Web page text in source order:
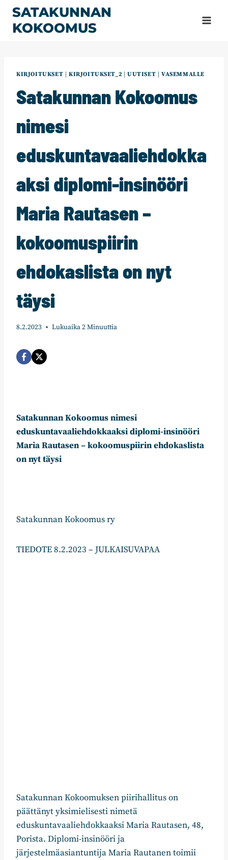
Siirry
sisältöön
SATAKUNNAN
KOKOOMUS
KIRJOITUKSET KIRJOITUKSET_2 |UUTISET |VASEMMALLE
Satakunnan Kokoomus
nimesi
eduskuntavaaliehdokka
aksi diplomi-insinööri
Maria Rautasen –
kokoomuspiirin
ehdokaslista on nyt
täysi
8.2.2023 Lukuaika2Minuuttia
Satakunnan Kokoomus nimesi
eduskuntavaaliehdokkaaksi diplomi-insinööri
Maria Rautasen – kokoomuspiirin ehdokaslista
on nyt täysi
Satakunnan Kokoomus ry
TIEDOTE 8.2.2023 – JULKAISUVAPAA
Satakunnan Kokoomuksen piirihallitus on
päättänyt yksimielisesti nimetä
eduskuntavaaliehdokkaaksi Maria Rautasen, 48,
Porista. Diplomi-insinööri ja
järjestelmäasiantuntija Maria Rautanen toimii